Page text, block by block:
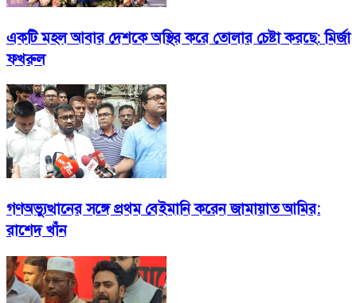
একটি মহল আবার দেশকে অস্থির করে তোলার চেষ্টা করছে: মির্জা
ফখরুল
গণঅভ্যুত্থানের সঙ্গে প্রথম বেইমানি করেন জামায়াত আমির:
রাশেদ খাঁন